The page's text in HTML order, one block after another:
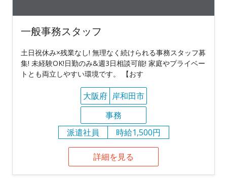
一般事務スタッフ
土日祝休み×残業なし! 無理なく続けられる事務スタッフ募
集! 未経験OK!日勤のみ&週3日相談可能! 家庭やプライベー
トとも両立しやすい環境です。 【おす
大阪府 岸和田市
事務
派遣社員
時給1,500円
詳細を見る